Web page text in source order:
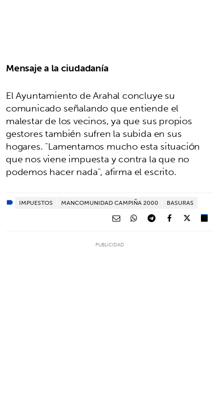
Mensaje a la ciudadanía
El Ayuntamiento de Arahal concluye su
comunicado señalando que entiende el
malestar de los vecinos, ya que sus propios
gestores también sufren la subida en sus
hogares. "Lamentamos mucho esta situación
que nos viene impuesta y contra la que no
podemos hacer nada", afirma el escrito.
IMPUESTOS MANCOMUNIDAD CAMPIÑA 2000 BASURAS